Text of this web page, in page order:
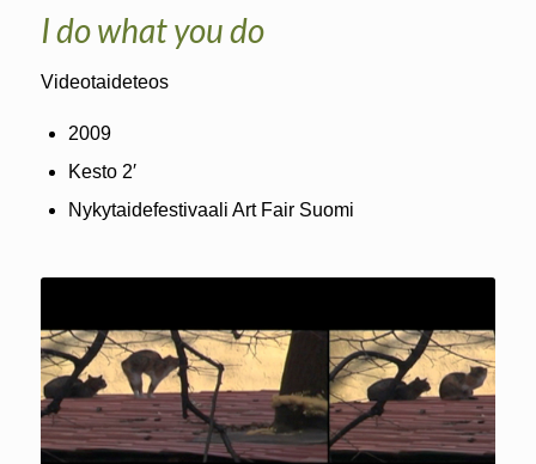
I do what you do
Videotaideteos
2009
Kesto 2′
Nykytaidefestivaali Art Fair Suomi